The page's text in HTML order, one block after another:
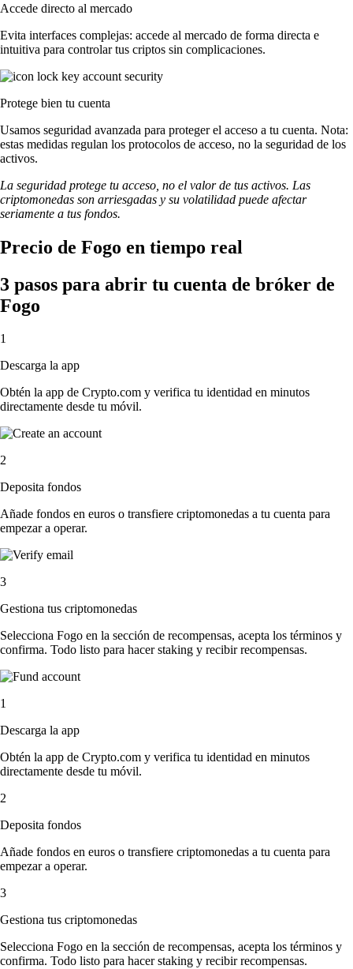
Accede directo al mercado
Evita interfaces complejas: accede al mercado de forma directa e
intuitiva para controlar tus criptos sin complicaciones.
Protege bien tu cuenta
Usamos seguridad avanzada para proteger el acceso a tu cuenta. Nota:
estas medidas regulan los protocolos de acceso, no la seguridad de los
activos.
La seguridad protege tu acceso, no el valor de tus activos. Las
criptomonedas son arriesgadas y su volatilidad puede afectar
seriamente a tus fondos.
Precio de Fogo en tiempo real
3 pasos para abrir tu cuenta de bróker de
Fogo
1
Descarga la app
Obtén la app de Crypto.com y verifica tu identidad en minutos
directamente desde tu móvil.
2
Deposita fondos
Añade fondos en euros o transfiere criptomonedas a tu cuenta para
empezar a operar.
3
Gestiona tus criptomonedas
Selecciona Fogo en la sección de recompensas, acepta los términos y
confirma. Todo listo para hacer staking y recibir recompensas.
1
Descarga la app
Obtén la app de Crypto.com y verifica tu identidad en minutos
directamente desde tu móvil.
2
Deposita fondos
Añade fondos en euros o transfiere criptomonedas a tu cuenta para
empezar a operar.
3
Gestiona tus criptomonedas
Selecciona Fogo en la sección de recompensas, acepta los términos y
confirma. Todo listo para hacer staking y recibir recompensas.